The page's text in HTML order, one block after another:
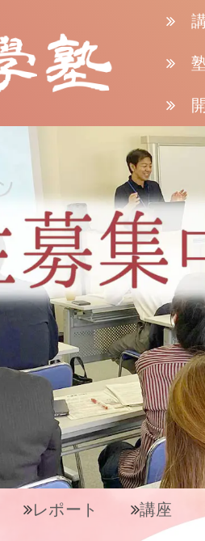
レポート 講座